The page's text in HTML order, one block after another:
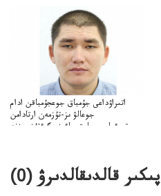
اتىراۋداعى جۇمباق جوعجۇمباقن ادام
جوعالۋ ىز-تۇزمەن ارتادامن
وتبءولىمىپوليتسياءىزەرگءتۇزسىزنە
پىكىر قالدىقالدىرۋ (0
)